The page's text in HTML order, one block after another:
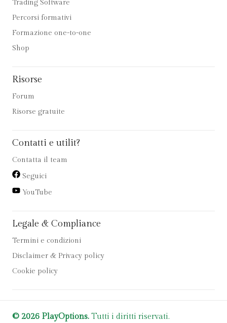
Trading Software
Percorsi formativi
Formazione one-to-one
Shop
Risorse
Forum
Risorse gratuite
Contatti e utilit?
Contatta il team
Seguici
YouTube
Legale & Compliance
Termini e condizioni
Disclaimer & Privacy policy
Cookie policy
© 2026 PlayOptions. Tutti i diritti riservati.